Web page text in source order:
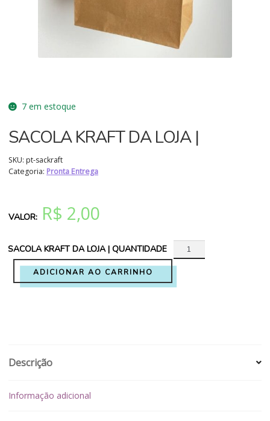
SACOLA KRAFT DA LOJA |
SKU: pt-sackraft
Categoria: Pronta Entrega
R$ 2,00
7 em estoque
SACOLA KRAFT DA LOJA | QUANTIDADE
ADICIONAR AO CARRINHO
Descrição
Informação adicional